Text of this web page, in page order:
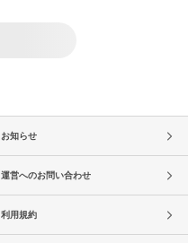
お知らせ
運営へのお問い合わせ
利用規約